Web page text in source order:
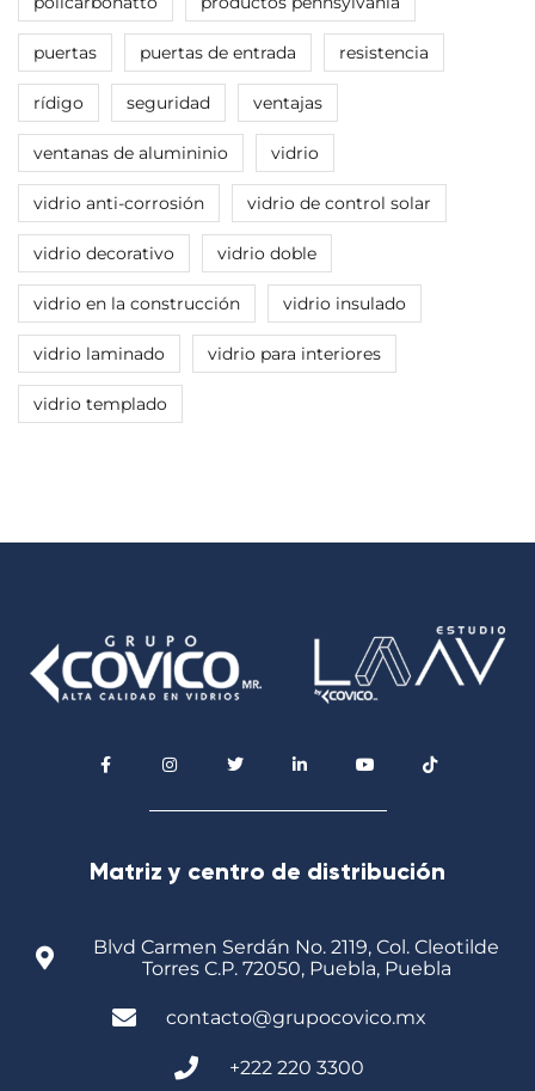
puertas puertas de entrada resistencia
rídigo seguridad ventajas
ventanas de alumininio vidrio
vidrio anti-corrosión vidrio de control solar
vidrio decorativo vidrio doble
vidrio en la construcción vidrio insulado
vidrio laminado vidrio para interiores
vidrio templado
Matriz y centro de distribución
Blvd Carmen Serdán No. 2119, Col. Cleotilde
Torres C.P. 72050, Puebla, Puebla
contacto@grupocovico.mx
+222 220 3300